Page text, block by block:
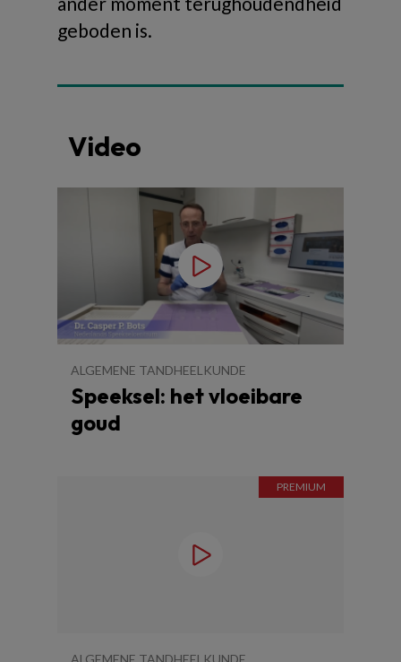
geboden is.
Video
ALGEMENE TANDHEELKUNDE
Speeksel: het vloeibare
goud
ALGEMENE TANDHEELKUNDE